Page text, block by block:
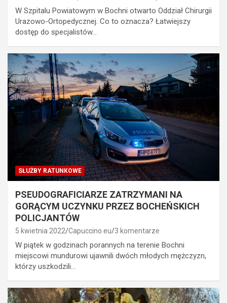
W Szpitalu Powiatowym w Bochni otwarto Oddział Chirurgii
Urazowo-Ortopedycznej. Co to oznacza? Łatwiejszy
dostęp do specjalistów…
SŁUŻBY RATUNKOWE
PSEUDOGRAFICIARZE ZATRZYMANI NA
GORĄCYM UCZYNKU PRZEZ BOCHEŃSKICH
POLICJANTÓW
5 kwietnia 2022 Capuccino.eu 3 komentarze
W piątek w godzinach porannych na terenie Bochni
miejscowi mundurowi ujawnili dwóch młodych mężczyzn,
którzy uszkodzili…